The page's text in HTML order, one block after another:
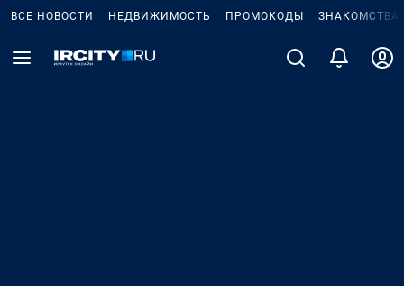
ВСЕ НОВОСТИ НЕДВИЖИМОСТЬ ПРОМОКОДЫ ЗНАКОМСТВА